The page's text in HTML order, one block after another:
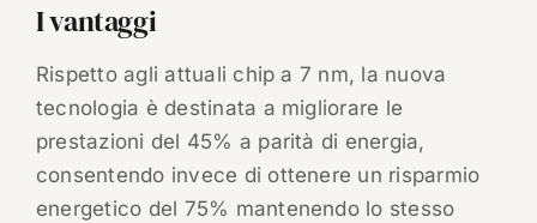
I vantaggi
Rispetto agli attuali chip a 7 nm, la nuova
tecnologia è destinata a migliorare le
prestazioni del 45% a parità di energia,
consentendo invece di ottenere un risparmio
energetico del 75% mantenendo lo stesso